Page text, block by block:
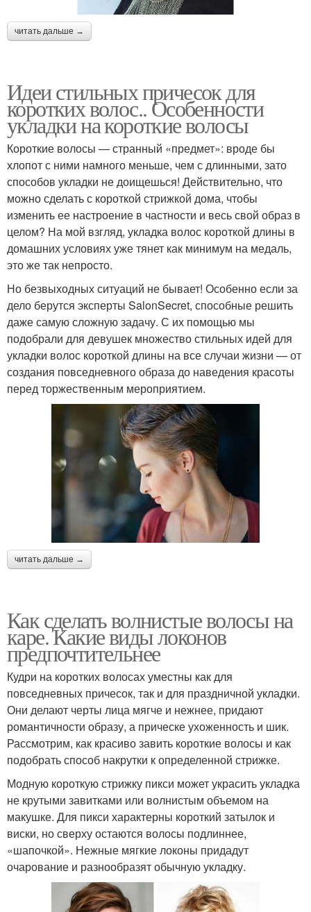
читать дальше →
Идеи стильных причесок для
коротких волос.. Особенности
укладки на короткие волосы
Короткие волосы — странный «предмет»: вроде бы
хлопот с ними намного меньше, чем с длинными, зато
способов укладки не доищешься! Действительно, что
можно сделать с короткой стрижкой дома, чтобы
изменить ее настроение в частности и весь свой образ в
целом? На мой взгляд, укладка волос короткой длины в
домашних условиях уже тянет как минимум на медаль,
это же так непросто.
Но безвыходных ситуаций не бывает! Особенно если за
дело берутся эксперты SalonSecret, способные решить
даже самую сложную задачу. С их помощью мы
подобрали для девушек множество стильных идей для
укладки волос короткой длины на все случаи жизни — от
создания повседневного образа до наведения красоты
перед торжественным мероприятием.
читать дальше →
Как сделать волнистые волосы на
каре. Какие виды локонов
предпочтительнее
Кудри на коротких волосах уместны как для
повседневных причесок, так и для праздничной укладки.
Они делают черты лица мягче и нежнее, придают
романтичности образу, а прическе ухоженность и шик.
Рассмотрим, как красиво завить короткие волосы и как
подобрать способ накрутки к определенной стрижке.
Модную короткую стрижку пикси может украсить укладка
не крутыми завитками или волнистым объемом на
макушке. Для пикси характерны короткий затылок и
виски, но сверху остаются волосы подлиннее,
«шапочкой». Нежные мягкие локоны придадут
очарование и разнообразят обычную укладку.